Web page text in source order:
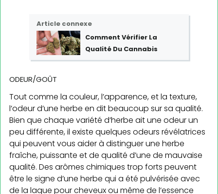
Article connexe
Comment Vérifier La
Qualité Du Cannabis
ODEUR/GOÛT
Tout comme la couleur, l’apparence, et la texture,
l’odeur d’une herbe en dit beaucoup sur sa qualité.
Bien que chaque variété d’herbe ait une odeur un
peu différente, il existe quelques odeurs révélatrices
qui peuvent vous aider à distinguer une herbe
fraîche, puissante et de qualité d’une de mauvaise
qualité. Des arômes chimiques trop forts peuvent
être le signe d’une herbe qui a été pulvérisée avec
de la laque pour cheveux ou même de l’essence